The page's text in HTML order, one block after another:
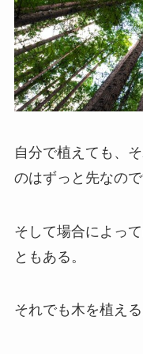
自分で植えても、
のはずっと先なので
そして場合によっ
ともある。
それでも木を植える